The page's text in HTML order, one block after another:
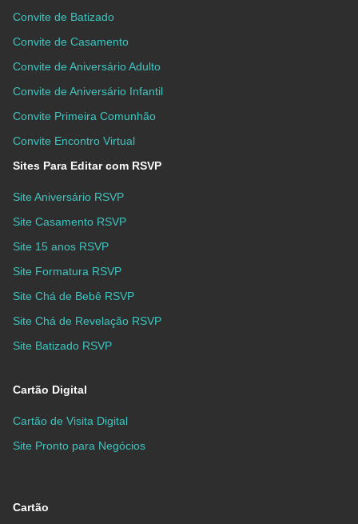
Convite de Batizado
Convite de Casamento
Convite de Aniversário Adulto
Convite de Aniversário Infantil
Convite Primeira Comunhão
Convite Encontro Virtual
Sites Para Editar com RSVP
Site Aniversário RSVP
Site Casamento RSVP
Site 15 anos RSVP
Site Formatura RSVP
Site Chá de Bebê RSVP
Site Chá de Revelação RSVP
Site Batizado RSVP
Cartão Digital
Cartão de Visita Digital
Site Pronto para Negócios
Cartão